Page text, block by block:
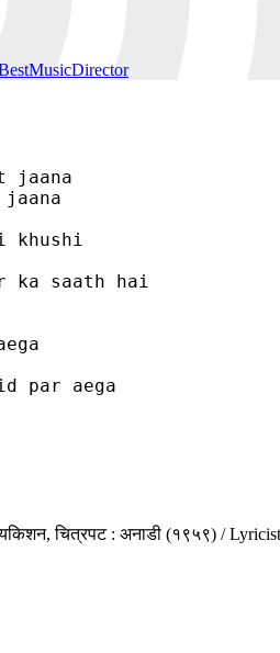
jaana
khushi
ka saath hai
par aega
चित्रपट : अनाडी (१९५९) /